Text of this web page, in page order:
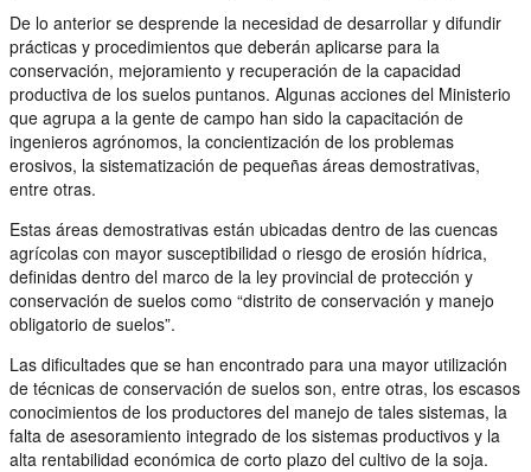
De lo anterior se desprende la necesidad de desarrollar y difundir
prácticas y procedimientos que deberán aplicarse para la
conservación, mejoramiento y recuperación de la capacidad
productiva de los suelos puntanos. Algunas acciones del Ministerio
que agrupa a la gente de campo han sido la capacitación de
ingenieros agrónomos, la concientización de los problemas
erosivos, la sistematización de pequeñas áreas demostrativas,
entre otras.
Estas áreas demostrativas están ubicadas dentro de las cuencas
agrícolas con mayor susceptibilidad o riesgo de erosión hídrica,
definidas dentro del marco de la ley provincial de protección y
conservación de suelos como “distrito de conservación y manejo
obligatorio de suelos”.
Las dificultades que se han encontrado para una mayor utilización
de técnicas de conservación de suelos son, entre otras, los escasos
conocimientos de los productores del manejo de tales sistemas, la
falta de asesoramiento integrado de los sistemas productivos y la
alta rentabilidad económica de corto plazo del cultivo de la soja.